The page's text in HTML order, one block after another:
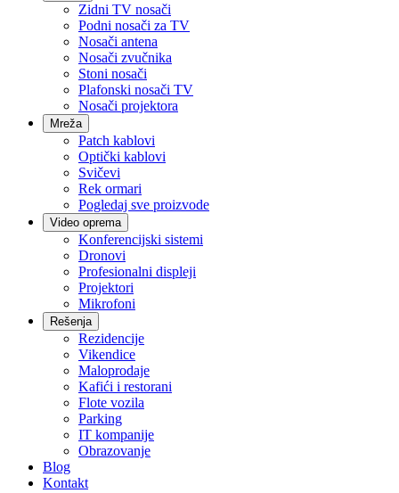
Zidni TV nosači
Podni nosači za TV
Nosači antena
Nosači zvučnika
Stoni nosači
Plafonski nosači TV
Nosači projektora
Mreža
Patch kablovi
Optički kablovi
Svičevi
Rek ormari
Pogledaj sve proizvode
Video oprema
Konferencijski sistemi
Dronovi
Profesionalni displeji
Projektori
Mikrofoni
Rešenja
Rezidencije
Vikendice
Maloprodaje
Kafići i restorani
Flote vozila
Parking
IT kompanije
Obrazovanje
Blog
Kontakt